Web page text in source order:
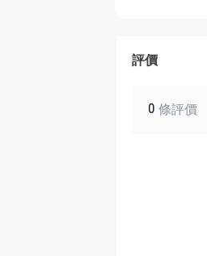
戶的便利和方
常見問題
資者保護公
SpeedTrader
評價
0 條評價